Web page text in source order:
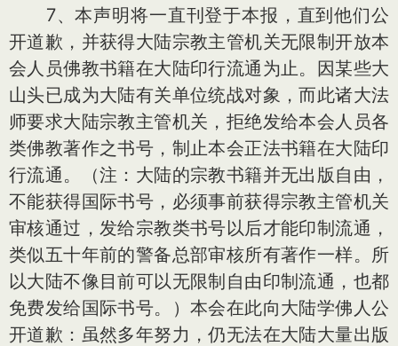
7、本声明将一直刊登于本报，直到他们公
开道歉，并获得大陆宗教主管机关无限制开放本
会人员佛教书籍在大陆印行流通为止。因某些大
山头已成为大陆有关单位统战对象，而此诸大法
师要求大陆宗教主管机关，拒绝发给本会人员各
类佛教著作之书号，制止本会正法书籍在大陆印
行流通。（注：大陆的宗教书籍并无出版自由，
不能获得国际书号，必须事前获得宗教主管机关
审核通过，发给宗教类书号以后才能印制流通，
类似五十年前的警备总部审核所有著作一样。所
以大陆不像目前可以无限制自由印制流通，也都
免费发给国际书号。）本会在此向大陆学佛人公
开道歉：虽然多年努力，仍无法在大陆大量出版